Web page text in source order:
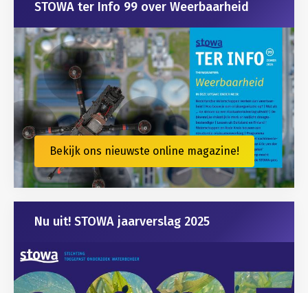
STOWA ter Info 99 over Weerbaarheid
Bekijk ons nieuwste online magazine!
Nu uit! STOWA jaarverslag 2025